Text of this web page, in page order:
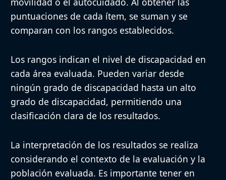
puntuaciones de cada ítem, se suman y se
comparan con los rangos establecidos.
Los rangos indican el nivel de discapacidad en
cada área evaluada. Pueden variar desde
ningún grado de discapacidad hasta un alto
grado de discapacidad, permitiendo una
clasificación clara de los resultados.
La interpretación de los resultados se realiza
considerando el contexto de la evaluación y la
población evaluada. Es importante tener en